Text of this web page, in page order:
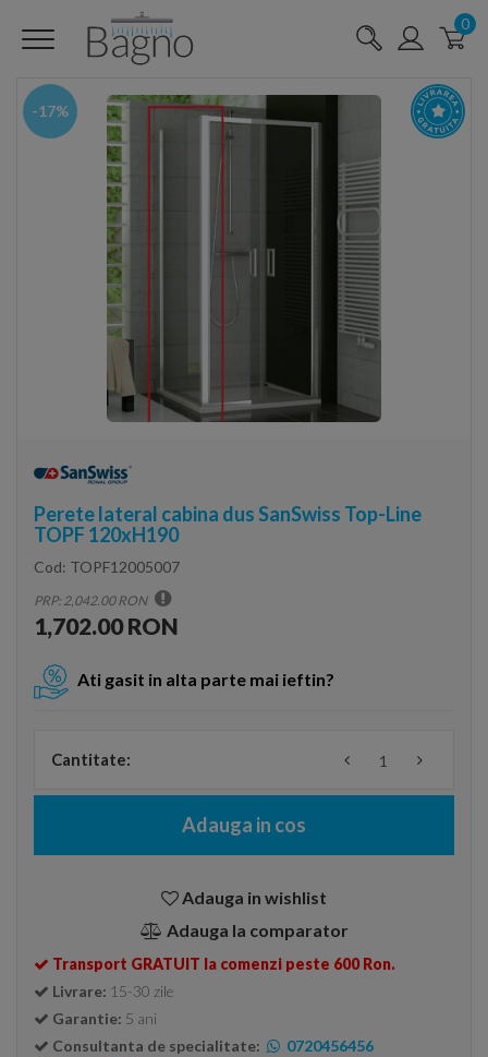
0
-17%
Perete lateral cabina dus SanSwiss Top-Line
TOPF 120xH190
Cod: TOPF12005007
PRP: 2,042.00 RON
1,702.00 RON
Ati gasit in alta parte mai ieftin?
Cantitate:
Adauga in cos
Adauga in wishlist
Adauga la comparator
Transport GRATUIT la comenzi peste 600 Ron.
Livrare: 15-30 zile
Garantie: 5 ani
Consultanta de specialitate:
0720456456